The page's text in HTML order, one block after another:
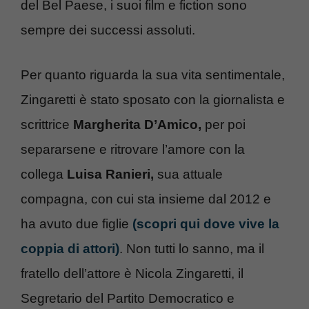
del Bel Paese, i suoi film e fiction sono
sempre dei successi assoluti.
Per quanto riguarda la sua vita sentimentale,
Zingaretti è stato sposato con la giornalista e
scrittrice Margherita D’Amico, per poi
separarsene e ritrovare l’amore con la
collega Luisa Ranieri, sua attuale
compagna, con cui sta insieme dal 2012 e
ha avuto due figlie (scopri qui dove vive la
coppia di attori). Non tutti lo sanno, ma il
fratello dell’attore è Nicola Zingaretti, il
Segretario del Partito Democratico e